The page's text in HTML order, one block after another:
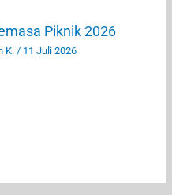
Piknik 2026
K./ 11 Juli 2026